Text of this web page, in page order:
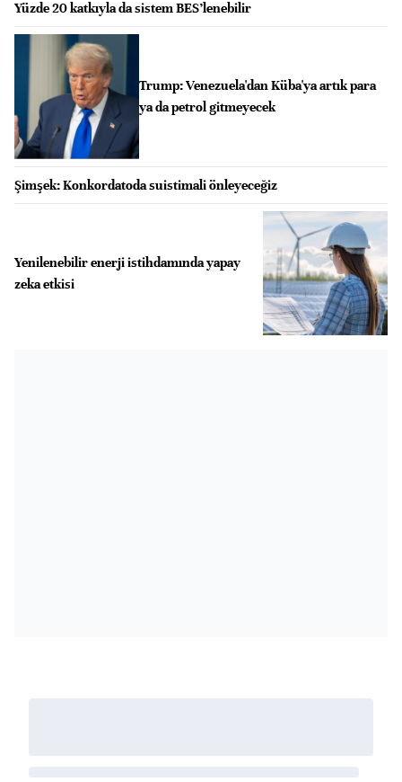
Yüzde 20 katkıyla da sistem BES’lenebilir
Trump: Venezuela'dan Küba'ya artık para
ya da petrol gitmeyecek
Şimşek: Konkordatoda suistimali önleyeceğiz
Yenilenebilir enerji istihdamında yapay
zeka etkisi